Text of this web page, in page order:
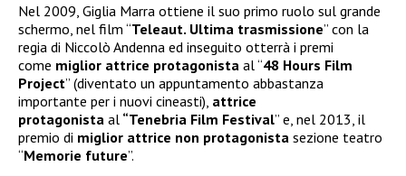
Nel 2009, Giglia Marra ottiene il suo primo ruolo sul grande
schermo, nel film “Teleaut. Ultima trasmissione” con la
regia di Niccolò Andenna ed inseguito otterrà i premi
come miglior attrice protagonista al “48 Hours Film
Project” (diventato un appuntamento abbastanza
importante per i nuovi cineasti), attrice
protagonista al “Tenebria Film Festival” e, nel 2013, il
premio di miglior attrice non protagonista sezione teatro
“Memorie future”.